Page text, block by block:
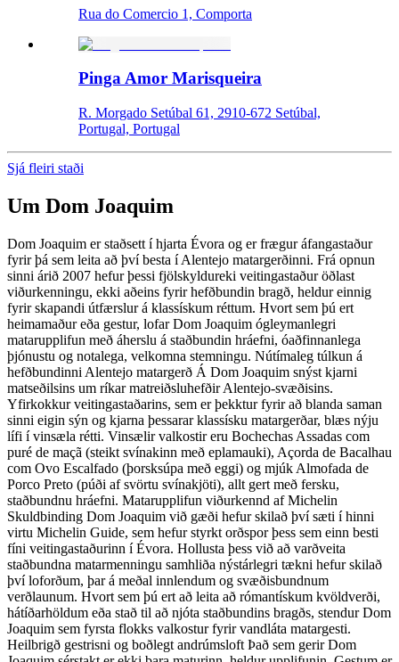
Rua do Comercio 1, Comporta
Pinga Amor Marisqueira
R. Morgado Setúbal 61, 2910-672 Setúbal,
Portugal, Portugal
Sjá fleiri staði
Um Dom Joaquim
Dom Joaquim er staðsett í hjarta Évora og er frægur áfangastaður
fyrir þá sem leita að því besta í Alentejo matargerðinni. Frá opnun
sinni árið 2007 hefur þessi fjölskyldureki veitingastaður öðlast
viðurkenningu, ekki aðeins fyrir hefðbundin bragð, heldur einnig
fyrir skapandi útfærslur á klassískum réttum. Hvort sem þú ert
heimamaður eða gestur, lofar Dom Joaquim ógleymanlegri
matarupplifun með áherslu á staðbundin hráefni, óaðfinnanlega
þjónustu og notalega, velkomna stemningu. Nútímaleg túlkun á
hefðbundinni Alentejo matargerð Á Dom Joaquim snýst kjarni
matseðilsins um ríkar matreiðsluhefðir Alentejo-svæðisins.
Yfirkokkur veitingastaðarins, sem er þekktur fyrir að blanda saman
sinni eigin sýn og kjarna þessarar klassísku matargerðar, blæs nýju
lífi í vinsæla rétti. Vinsælir valkostir eru Bochechas Assadas com
puré de maçã (steikt svínakinn með eplamauki), Açorda de Bacalhau
com Ovo Escalfado (þorsksúpa með eggi) og mjúk Almofada de
Porco Preto (púði af svörtu svínakjöti), allt gert með fersku,
staðbundnu hráefni. Matarupplifun viðurkennd af Michelin
Skuldbinding Dom Joaquim við gæði hefur skilað því sæti í hinni
virtu Michelin Guide, sem hefur styrkt orðspor þess sem einn besti
fíni veitingastaðurinn í Évora. Hollusta þess við að varðveita
staðbundna matarmenningu samhliða nýstárlegri tækni hefur skilað
því loforðum, þar á meðal innlendum og svæðisbundnum
verðlaunum. Hvort sem þú ert að leita að rómantískum kvöldverði,
hátíðarhöldum eða stað til að njóta staðbundins bragðs, stendur Dom
Joaquim sem fyrsta flokks valkostur fyrir vandláta matargesti.
Heilbrigð gestrisni og boðlegt andrúmsloft Það sem gerir Dom